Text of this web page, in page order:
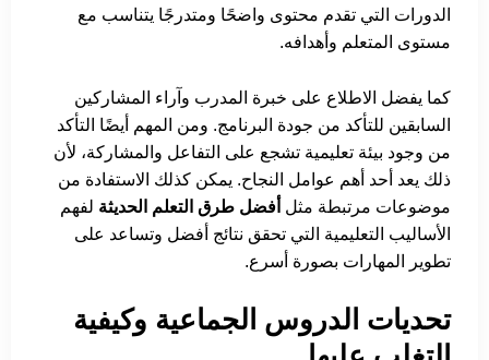
الدورات التي تقدم محتوى واضحًا ومتدرجًا يتناسب مع
مستوى المتعلم وأهدافه.
كما يفضل الاطلاع على خبرة المدرب وآراء المشاركين
السابقين للتأكد من جودة البرنامج. ومن المهم أيضًا التأكد
من وجود بيئة تعليمية تشجع على التفاعل والمشاركة، لأن
ذلك يعد أحد أهم عوامل النجاح. يمكن كذلك الاستفادة من
موضوعات مرتبطة مثل أفضل طرق التعلم الحديثة لفهم
الأساليب التعليمية التي تحقق نتائج أفضل وتساعد على
تطوير المهارات بصورة أسرع.
تحديات الدروس الجماعية وكيفية